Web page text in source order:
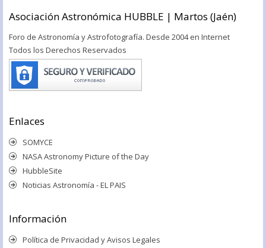
Asociación Astronómica HUBBLE | Martos (Jaén)
Foro de Astronomía y Astrofotografía. Desde 2004 en Internet
Todos los Derechos Reservados
Enlaces
SOMYCE
NASA Astronomy Picture of the Day
HubbleSite
Noticias Astronomía - EL PAIS
Información
Política de Privacidad y Avisos Legales